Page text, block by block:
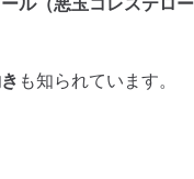
ル（悪玉コレステロ
も知られています。